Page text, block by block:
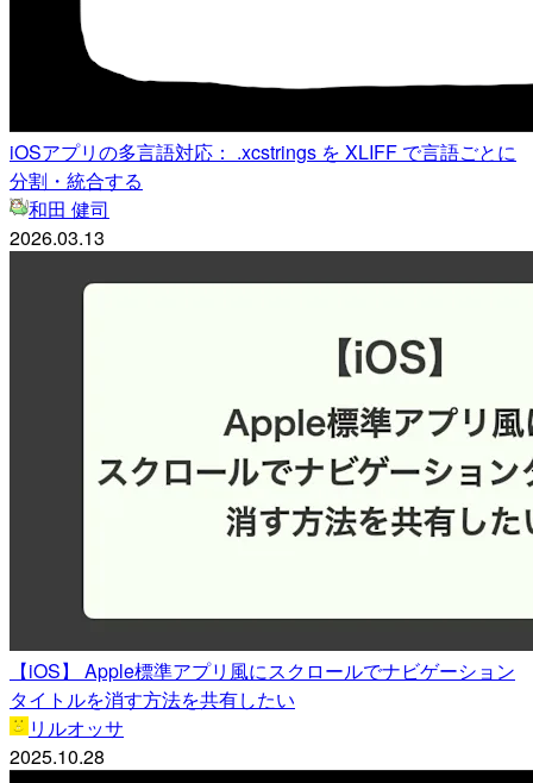
iOSアプリの多言語対応： .xcstrings を XLIFF で言語ごとに
分割・統合する
和田 健司
2026.03.13
【iOS】 Apple標準アプリ風にスクロールでナビゲーション
タイトルを消す方法を共有したい
リルオッサ
2025.10.28